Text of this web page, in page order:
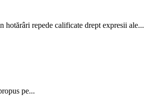
hotărâri repede calificate drept expresii ale...
pe...